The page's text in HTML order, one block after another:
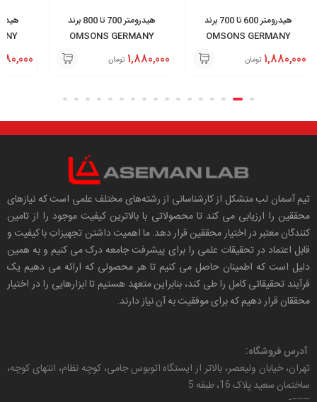
هیدرومتر 600 تا 700 برند
OMSONS GERMANY
1,880,000 تومان
هیدرومتر 700 تا 800 برند
OMSONS GERMANY
1,880,000 تومان
تیم آسمان لب متشکل از کارشناسانی از رشته‌های مختلف علمی است که نیازهای
محققین را ارزیابی می کند تا محصولاتی با بالاترین کیفیت موجود را از تامین
کنندگان معتبر در اختیار محققین قرار دهد. ما اهمیت داشتن تجهیزاتِ با کیفیت و
قابل اعتماد در تحقیقات علمی را برای پیشرفت جامعه درک می کنیم و به همین
دلیل است که اطمینان حاصل می کنیم تا هر محصولی که ارائه می دهیم یک
فرآیند تحقیقاتی کامل را طی کند، بنابراین متعهد هستیم تا ابزارهایی را در اختیار
محققان قرار دهیم که برای موفقیت به آن نیاز دارند.
آدرس فروشگاه:
تهران، خیابان ولیعصر، بالاتر از ایستگاه اتوبوس جامی، کوچه نظام، انتهای کوچه،
ساختمان سعید پلاک 16، طبقه 5
———-